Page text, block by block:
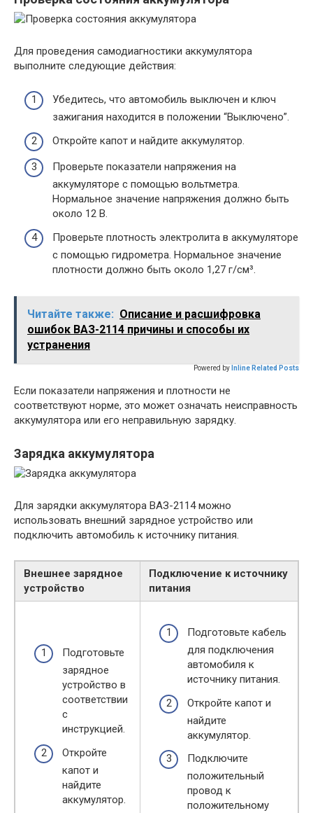
Для проведения самодиагностики аккумулятора
выполните следующие действия:
Убедитесь, что автомобиль выключен и ключ
зажигания находится в положении “Выключено”.
Откройте капот и найдите аккумулятор.
Проверьте показатели напряжения на
аккумуляторе с помощью вольтметра.
Нормальное значение напряжения должно быть
около 12 В.
Проверьте плотность электролита в аккумуляторе
с помощью гидрометра. Нормальное значение
плотности должно быть около 1,27 г/см³.
Читайте также: Описание и расшифровка
ошибок ВАЗ-2114 причины и способы их
устранения
Powered by Inline Related Posts
Если показатели напряжения и плотности не
соответствуют норме, это может означать неисправность
аккумулятора или его неправильную зарядку.
Зарядка аккумулятора
Для зарядки аккумулятора ВАЗ-2114 можно
использовать внешний зарядное устройство или
подключить автомобиль к источнику питания.
Внешнее зарядное
устройство
Подключение к источнику
питания
Подготовьте
зарядное
устройство в
соответствии
с
инструкцией.
Откройте
капот и
найдите
аккумулятор.
Подготовьте кабель
для подключения
автомобиля к
источнику питания.
Откройте капот и
найдите
аккумулятор.
Подключите
положительный
провод к
положительному